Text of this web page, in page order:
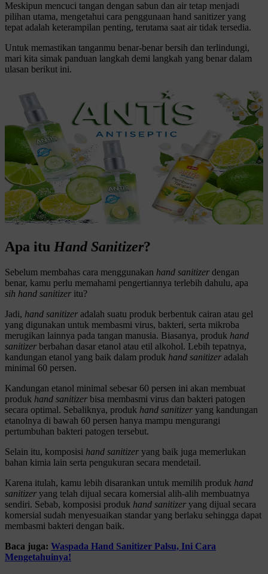
Meskipun mencuci tangan dengan sabun dan air tetap menjadi
pilihan utama, mengetahui cara penggunaan hand sanitizer yang
tepat adalah keterampilan penting, terutama saat air tidak tersedia.
Untuk memastikan tanganmu benar-benar bersih dan terlindungi,
mari kita simak panduan langkah demi langkah yang benar dalam
ulasan berikut ini.
Apa itu Hand Sanitizer?
Sebelum membahas cara menggunakan hand sanitizer dengan
benar, kamu perlu memahami pengertiannya terlebih dahulu, apa
sih hand sanitizer itu?
Jadi, hand sanitizer adalah suatu produk berbentuk cairan atau gel
yang digunakan untuk membasmi virus, bakteri, serta mikroba
merugikan lainnya pada tangan manusia. Biasanya, produk hand
sanitizer berbahan dasar etanol atau etil alkohol. Lebih tepatnya,
kandungan etanol yang baik dalam produk hand sanitizer adalah
minimal 60 persen.
Kandungan etanol minimal sebesar 60 persen ini akan membuat
produk hand sanitizer bisa membasmi virus dan bakteri patogen
secara optimal. Sebaliknya, produk hand sanitizer yang kandungan
etanolnya di bawah 60 persen hanya mampu mengurangi
pertumbuhan bakteri patogen tersebut.
Selain itu, komposisi hand sanitizer yang baik juga memerlukan
bahan kimia lain serta pengukuran secara mendetail.
Karena itulah, kamu lebih disarankan untuk memilih produk hand
sanitizer yang telah dijual secara komersial alih-alih membuatnya
sendiri. Sebab, komposisi produk hand sanitizer yang dijual secara
komersial sudah menyesuaikan standar yang berlaku sehingga dapat
membasmi bakteri dengan baik.
Baca juga: Waspada Hand Sanitizer Palsu, Ini Cara
Mengetahuinya!